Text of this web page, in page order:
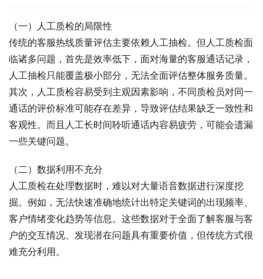
（一）人工质检的局限性
传统的客服热线质量评估主要依赖人工抽检。但人工质检面
临诸多问题，首先是效率低下，面对海量的客服通话记录，
人工抽检只能覆盖极小部分，无法全面评估整体服务质量。
其次，人工质检容易受到主观因素影响，不同质检员对同一
通话的评价标准可能存在差异，导致评估结果缺乏一致性和
客观性。而且人工长时间聆听通话内容易疲劳，可能会遗漏
一些关键问题。
（二）数据利用不充分
人工质检在处理数据时，难以对大量语音数据进行深度挖
掘。例如，无法快速准确地统计出特定关键词的出现频率、
客户情绪变化趋势等信息。这些数据对于全面了解客服与客
户的交互情况、发现潜在问题具有重要价值，但传统方式很
难充分利用。